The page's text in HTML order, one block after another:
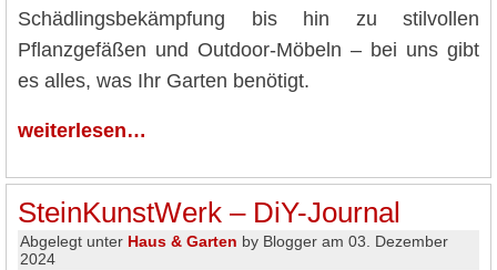
Schädlingsbekämpfung bis hin zu stilvollen
Pflanzgefäßen und Outdoor-Möbeln – bei uns gibt
es alles, was Ihr Garten benötigt.
weiterlesen…
SteinKunstWerk – DiY-Journal
Abgelegt unter Haus & Garten by Blogger am 03. Dezember
2024